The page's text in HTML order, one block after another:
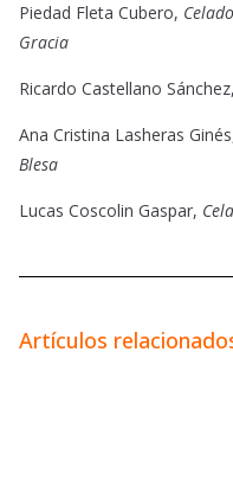
Piedad Fleta Cubero,
Gracia
Ricardo Castellano Sánchez,
Ana Cristina Lasheras
Blesa
Lucas Coscolin Gaspar,
Artículos